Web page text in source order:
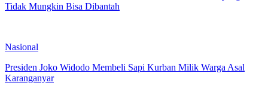
Tidak Mungkin Bisa Dibantah
Nasional
Presiden Joko Widodo Membeli Sapi Kurban Milik Warga Asal
Karanganyar